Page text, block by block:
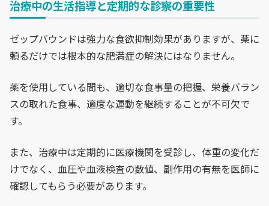
治療中の生活指導と定期的な診察の重要性
ゼップバウンドは強力な食欲抑制効果がありますが、薬に
頼るだけでは根本的な肥満症の解決にはなりません。
薬を使用している間も、適切な食事量の把握、栄養バラン
スの取れた食事、適度な運動を継続することが不可欠で
す。
また、治療中は定期的に医療機関を受診し、体重の変化だ
けでなく、血圧や血液検査の数値、副作用の有無を医師に
確認してもらう必要があります。